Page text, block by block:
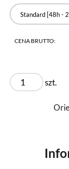
Standard [48h -
CENA BRUTTO:
szt.